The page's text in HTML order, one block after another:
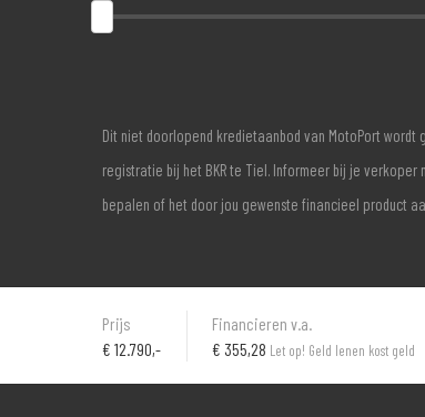
Dit niet doorlopend kredietaanbod van MotoPort wordt
registratie bij het BKR te Tiel. Informeer bij je verkoper
bepalen of het door jou gewenste financieel product
Prijs
€ 12.790,-
Financieren v.a.
€ 355,28 Let op! Geld lenen kost geld